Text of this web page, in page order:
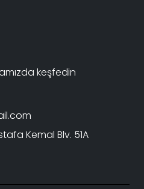
keşfedin
Kemal Blv. 51A